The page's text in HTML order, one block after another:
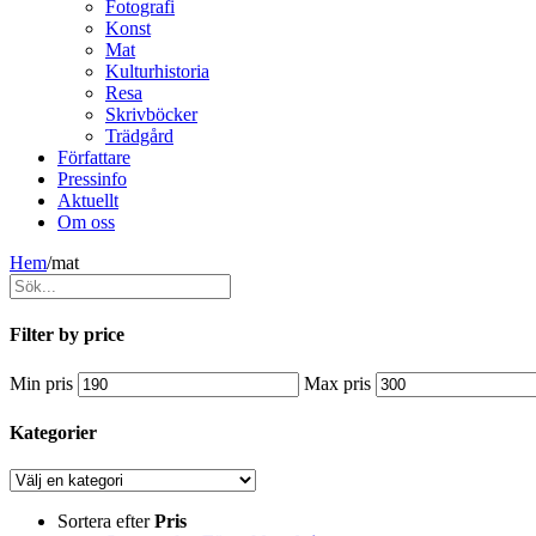
Fotografi
Konst
Mat
Kulturhistoria
Resa
Skrivböcker
Trädgård
Författare
Pressinfo
Aktuellt
Om oss
Hem/mat
Filter by price
Min pris Max pris
Kategorier
Sortera efterPris